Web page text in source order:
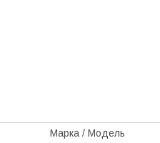
Марка / Модель